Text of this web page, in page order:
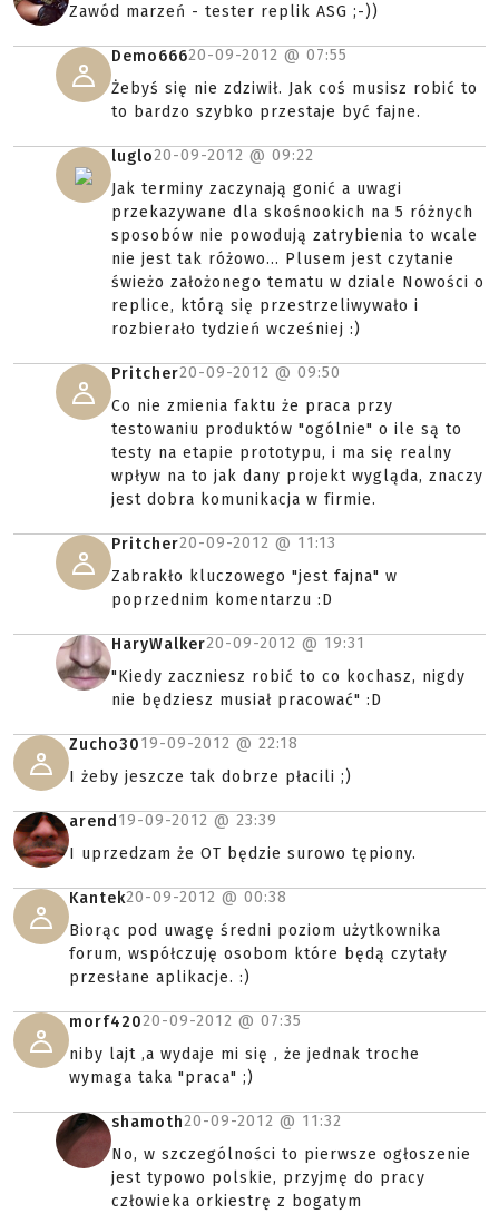
Zawód marzeń - tester replik ASG ;-))
Demo66620-09-2012 @ 07:55
Żebyś się nie zdziwił. Jak coś musisz robić to
to bardzo szybko przestaje być fajne.
luglo20-09-2012 @ 09:22
Jak terminy zaczynają gonić a uwagi
przekazywane dla skośnookich na 5 różnych
sposobów nie powodują zatrybienia to wcale
nie jest tak różowo... Plusem jest czytanie
świeżo założonego tematu w dziale Nowości o
replice, którą się przestrzeliwywało i
rozbierało tydzień wcześniej :)
Pritcher20-09-2012 @ 09:50
Co nie zmienia faktu że praca przy
testowaniu produktów "ogólnie" o ile są to
testy na etapie prototypu, i ma się realny
wpływ na to jak dany projekt wygląda, znaczy
jest dobra komunikacja w firmie.
Pritcher20-09-2012 @ 11:13
Zabrakło kluczowego "jest fajna" w
poprzednim komentarzu :D
HaryWalker20-09-2012 @ 19:31
"Kiedy zaczniesz robić to co kochasz, nigdy
nie będziesz musiał pracować" :D
Zucho3019-09-2012 @ 22:18
I żeby jeszcze tak dobrze płacili ;)
arend 19-09-2012 @ 23:39
I uprzedzam że OT będzie surowo tępiony.
Kantek20-09-2012 @ 00:38
Biorąc pod uwagę średni poziom użytkownika
forum, współczuję osobom które będą czytały
przesłane aplikacje. :)
morf42020-09-2012 @ 07:35
niby lajt ,a wydaje mi się , że jednak troche
wymaga taka "praca" ;)
shamoth20-09-2012 @ 11:32
No, w szczególności to pierwsze ogłoszenie
jest typowo polskie, przyjmę do pracy
człowieka orkiestrę z bogatym